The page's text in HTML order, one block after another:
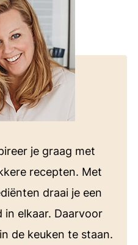
of koken op de
camping.
alle E-books
je graag met
recepten. Met
draai je een
in elkaar. Daarvoor
de keuken te staan.